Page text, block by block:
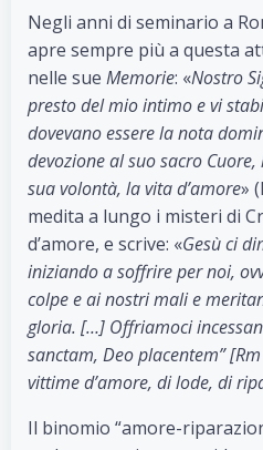
Negli anni di seminario a
apre sempre più a questa
nelle sue Memorie: «Nostro
presto del mio intimo e vi
dovevano essere la nota
devozione al suo sacro
sua volontà, la vita d’amore»
medita a lungo i misteri di
d’amore, e scrive: «Gesù ci
iniziando a soffrire per noi,
colpe e ai nostri mali e
gloria. […] Offriamoci
sanctam, Deo placentem”
vittime d’amore, di lode, di
Il binomio “amore-